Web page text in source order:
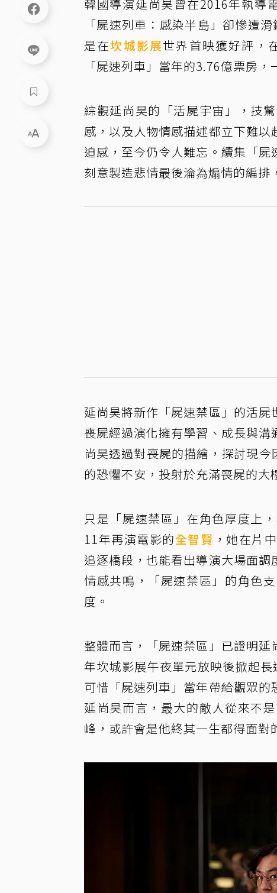
韓國導演延尚昊曾在2016年執導
「屍速列車：感染半島」卻慘遭
是在坎城影展世界首映獲好評，
「屍速列車」當年的3.76億票房，
綜觀延尚昊的「活屍宇宙」，技
感，以及人物情感描述都立下難
迫感，至今仍令人難忘。續集「
刻意製造悲情最後淪為煽情的編排
延尚昊將新作「屍速禁區」的活
喪屍經過演化擁有學習、成長與
尚昊透過對喪屍的描繪，探討現
的恐懼不安，投射於充滿喪屍的大
只是「屍速禁區」在角色厚度上
11年再演電影的全智賢 ，她在片
追逐橋段，也能看出導演大場面
情感共鳴，「屍速禁區」的角色
度。
整體而言，「屍速禁區」已證明
年坎城影展午夜單元放映後掀起
可惜「屍速列車」當年帶給觀眾
延尚昊而言，最大的敵人從來不
峰，或許會是他終其一生都得面對